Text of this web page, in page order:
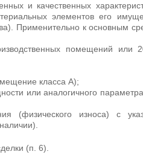
и качественных
элементов его
Применительно к основным
помещений или
класса А);
или аналогичного
(физического износа) с
(п. 6).